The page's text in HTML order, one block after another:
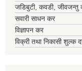
जडिबुटी, कवडी, जीवजन्तु
सवारी साधन कर
विज्ञापन कर
विक्री तथा निकासी शुल्क